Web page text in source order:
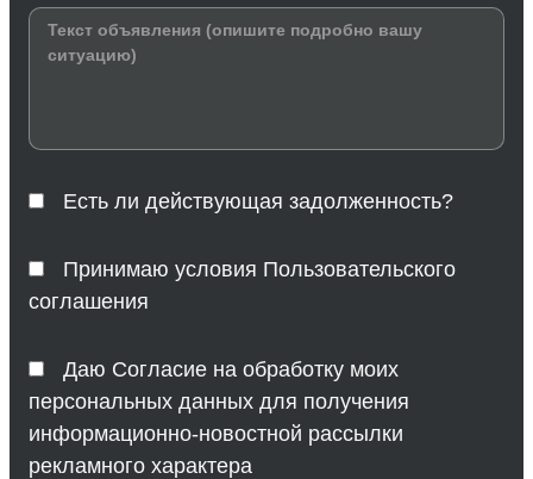
Есть ли действующая задолженность?
Принимаю условия Пользовательского
соглашения
Даю Согласие на обработку моих
персональных данных для получения
информационно-новостной рассылки
рекламного характера